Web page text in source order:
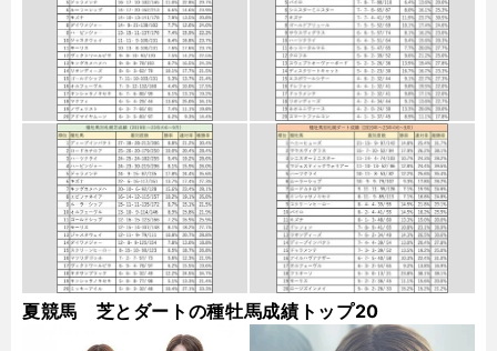
夏競馬 芝とダートの種牡馬成績トップ20